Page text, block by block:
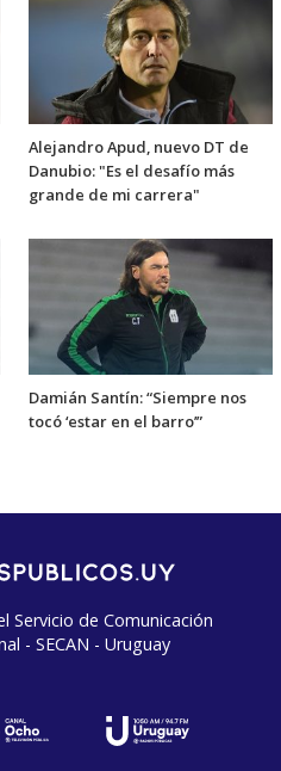
Alejandro Apud, nuevo DT de
Danubio: "Es el desafío más
grande de mi carrera"
Damián Santín: “Siempre nos
tocó ‘estar en el barro’”
Servicio de Comunicación
- SECAN - Uruguay